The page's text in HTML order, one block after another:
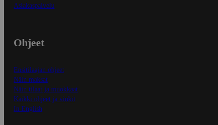
Asiakaspalvelu
Ohjeet
Ensitilaajan ohjeet
Näin maksat
Näin tilaat ja muokkaat
Kaikki ohjeet ja vinkit
In English